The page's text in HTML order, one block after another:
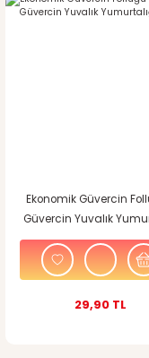
Ekonomik Güvercin
Güvercin Yuvalık
)
29,90 TL